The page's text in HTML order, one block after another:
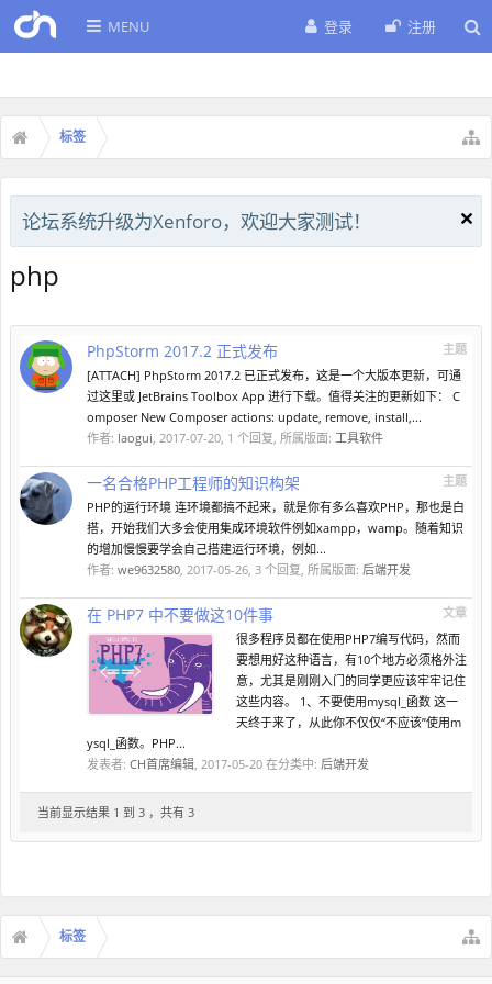
MENU 登录 注册
标签
论坛系统升级为Xenforo，欢迎大家测试！
php
主题
PhpStorm 2017.2 正式发布
[ATTACH] PhpStorm 2017.2 已正式发布，这是一个大版本更新，可通
过这里或 JetBrains Toolbox App 进行下载。值得关注的更新如下： C
omposer New Composer actions: update, remove, install,...
作者: laogui, 2017-07-20, 1 个回复, 所属版面: 工具软件
主题
一名合格PHP工程师的知识构架
PHP的运行环境 连环境都搞不起来，就是你有多么喜欢PHP，那也是白
搭，开始我们大多会使用集成环境软件例如xampp，wamp。随着知识
的增加慢慢要学会自己搭建运行环境，例如...
作者: we9632580, 2017-05-26, 3 个回复, 所属版面: 后端开发
文章
在 PHP7 中不要做这10件事
很多程序员都在使用PHP7编写代码，然而
要想用好这种语言，有10个地方必须格外注
意，尤其是刚刚入门的同学更应该牢牢记住
这些内容。 1、不要使用mysql_函数 这一
天终于来了，从此你不仅仅“不应该”使用m
ysql_函数。PHP...
发表者: CH首席编辑, 2017-05-20 在分类中: 后端开发
当前显示结果 1 到 3 ，共有 3
标签